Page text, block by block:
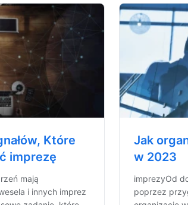
Które
imprezę
mają
i innych imprez
Jak
w 2023
imprezyOd
poprzez